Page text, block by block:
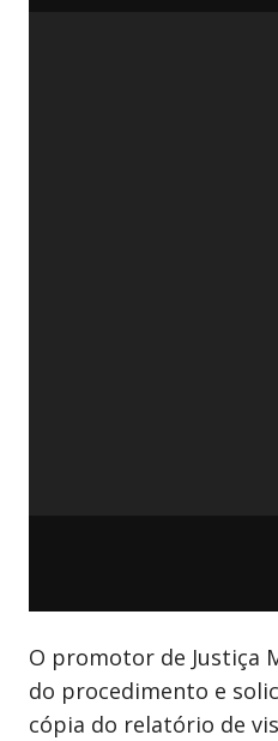
O promotor de Justiça
do procedimento e
cópia do relatório de